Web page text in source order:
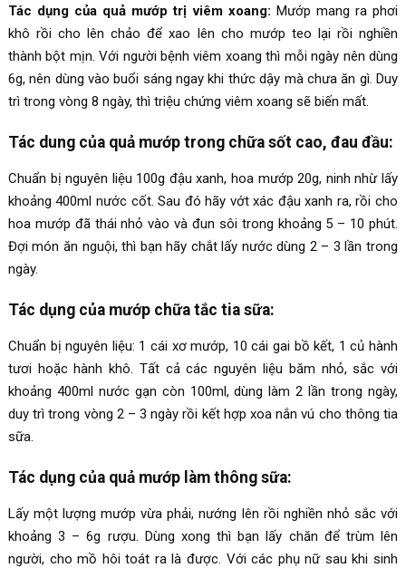
Tác dụng của quả mướp trị viêm xoang: Mướp mang ra phơi
khô rồi cho lên chảo để xao lên cho mướp teo lại rồi nghiền
thành bột mịn. Với người bệnh viêm xoang thì mỗi ngày nên dùng
6g, nên dùng vào buổi sáng ngay khi thức dậy mà chưa ăn gì. Duy
trì trong vòng 8 ngày, thì triệu chứng viêm xoang sẽ biến mất.
Tác dung của quả mướp trong chữa sốt cao, đau đầu:
Chuẩn bị nguyên liệu 100g đậu xanh, hoa mướp 20g, ninh nhừ lấy
khoảng 400ml nước cốt. Sau đó hãy vớt xác đậu xanh ra, rồi cho
hoa mướp đã thái nhỏ vào và đun sôi trong khoảng 5 – 10 phút.
Đợi món ăn nguội, thì bạn hãy chắt lấy nước dùng 2 – 3 lần trong
ngày.
Tác dụng của mướp chữa tắc tia sữa:
Chuẩn bị nguyên liệu: 1 cái xơ mướp, 10 cái gai bồ kết, 1 củ hành
tươi hoặc hành khô. Tất cả các nguyên liệu băm nhỏ, sắc với
khoảng 400ml nước gạn còn 100ml, dùng làm 2 lần trong ngày,
duy trì trong vòng 2 – 3 ngày rồi kết hợp xoa nắn vú cho thông tia
sữa.
Tác dụng của quả mướp làm thông sữa:
Lấy một lượng mướp vừa phải, nướng lên rồi nghiền nhỏ sắc với
khoảng 3 – 6g rượu. Dùng xong thì bạn lấy chăn để trùm lên
người, cho mồ hôi toát ra là được. Với các phụ nữ sau khi sinh